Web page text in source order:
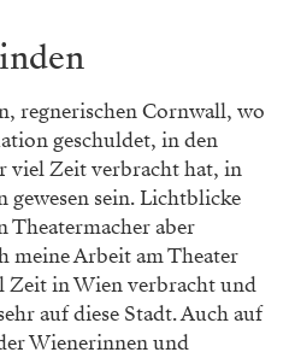
regnerischen Cornwall, wo
geschuldet, in den
viel Zeit verbracht hat, in
gewesen sein. Lichtblicke
Theatermacher aber
meine Arbeit am Theater
Zeit in Wien verbracht und
auf diese Stadt. Auch auf
Wienerinnen und